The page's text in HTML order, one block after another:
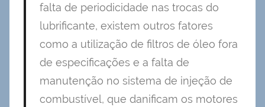
falta de periodicidade nas trocas do
lubrificante, existem outros fatores
como a utilização de filtros de óleo fora
de especificações e a falta de
manutenção no sistema de injeção de
combustível, que danificam os motores